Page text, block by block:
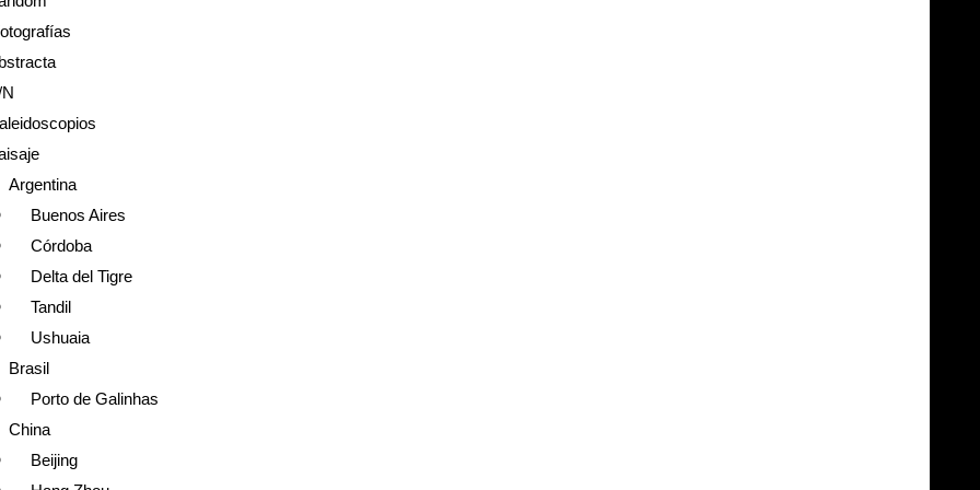
Argentina
Buenos Aires
Córdoba
Delta del Tigre
Tandil
Ushuaia
Brasil
Porto de Galinhas
China
Beijing